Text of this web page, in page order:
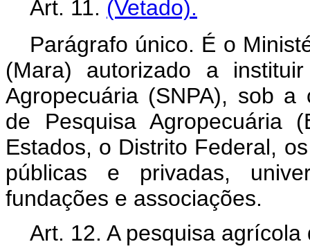
Art. 11. (Vetado).
Parágrafo único. É o
(Mara) autorizado a
Agropecuária (SNPA), sob a
de Pesquisa Agropecuária
Estados, o Distrito Federal,
públicas e privadas,
fundações e associações.
Art. 12. A pesquisa agrícola